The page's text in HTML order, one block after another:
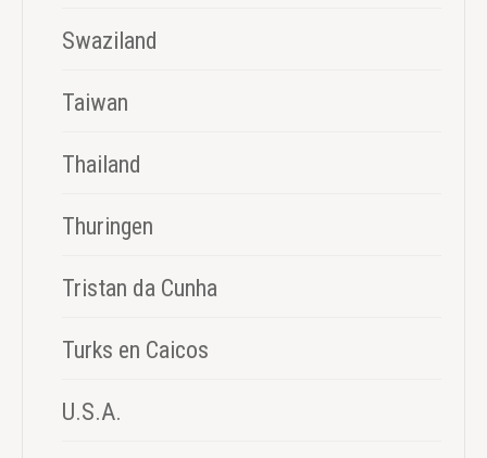
Swaziland
Taiwan
Thailand
Thuringen
Tristan da Cunha
Turks en Caicos
U.S.A.